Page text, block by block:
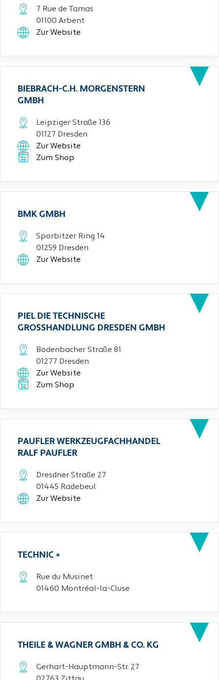
7 Rue de Tamas
01100 Arbent
Zur Website
BIEBRACH-C.H. MORGENSTERN
GMBH
Leipziger Straße 136
01127 Dresden
Zur Website
Zum Shop
BMK GMBH
Sporbitzer Ring 14
01259 Dresden
Zur Website
PIEL DIE TECHNISCHE
GROSSHANDLUNG DRESDEN GMBH
Bodenbacher Straße 81
01277 Dresden
Zur Website
Zum Shop
PAUFLER WERKZEUGFACHHANDEL
RALF PAUFLER
Dresdner Straße 27
01445 Radebeul
Zur Website
TECHNIC +
Rue du Musinet
01460 Montréal-la-Cluse
THEILE & WAGNER GMBH & CO. KG
Gerhart-Hauptmann-Str. 27